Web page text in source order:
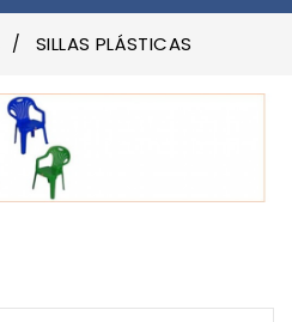
SILLAS PLÁSTICAS